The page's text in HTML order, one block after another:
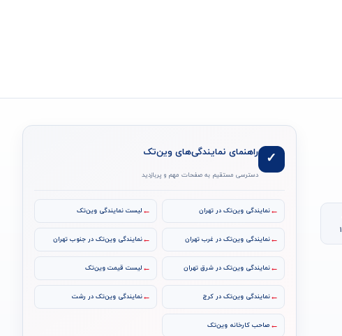
✓ راهنمای نمایندگی‌های وین‌تک
دسترسی مستقیم به صفحات مهم و پربازدید
←نمایندگی وین‌تک در تهران ← لیست نمایندگی وین‌تک
←نمایندگی وین‌تک در غرب تهران ←نمایندگی وین‌تک در جنوب تهران
←نمایندگی وین‌تک در شرق تهران ← لیست قیمت وین‌تک
←نمایندگی وین‌تک در کرج ←نمایندگی وین‌تک در رشت
← صاحب کارخانه وین‌تک